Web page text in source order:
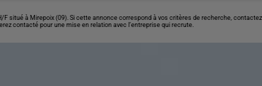
F situé à Mirepoix (09). Si cette annonce correspond à vos critères de recherche,
contacté pour une mise en relation avec l’entreprise qui recrute.